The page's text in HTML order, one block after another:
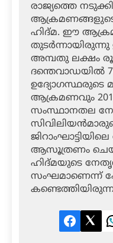
രാജ്യത്തെ
ഹിദ്മ. ഈ
അമ്പതു ലക്ഷം രൂപ
ദന്തെവാഡയില്‍
ഉദ്യോഗസ്ഥരുടെ
ആക്രമണവും
സംസ്ഥാനതല
ആസൂത്രണം
ഹിദ്മയുടെ
സംഘമാണെന്ന്
Facebook